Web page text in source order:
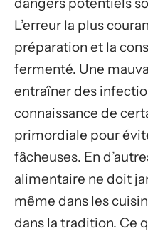
L’erreur la plus
préparation et la
fermenté. Une
entraîner des
connaissance de
primordiale pour
fâcheuses. En
alimentaire ne doit
même dans les
dans la tradition. Ce